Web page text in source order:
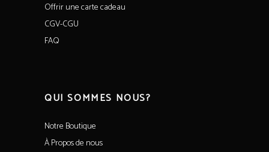
Offrir une carte cadeau
CGV-CGU
FAQ
QUI SOMMES NOUS?
Notre Boutique
À Propos de nous